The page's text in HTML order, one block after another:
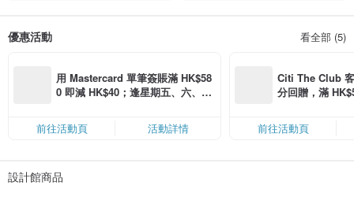
優惠活動 看全部 (5)
用 Mastercard 單筆簽賬滿 HK$58
0 即減 HK$40；逢星期五、六、日
卡」結帳）
前往活動頁 活動詳情
Citi The Club
分回贈，滿
前往活動頁
設計館商品